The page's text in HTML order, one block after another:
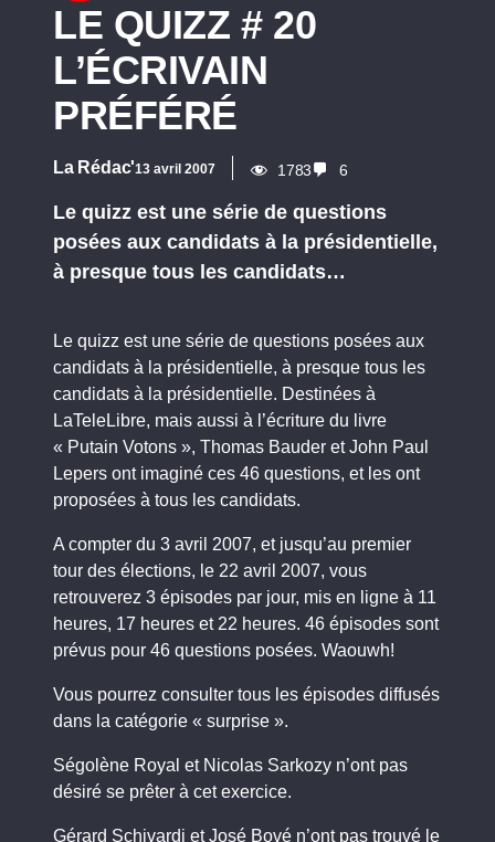
LE QUIZZ # 20
L’ÉCRIVAIN
PRÉFÉRÉ
La Rédac'13 avril 2007 1783 6
Le quizz est une série de questions
posées aux candidats à la présidentielle,
à presque tous les candidats…
Le quizz est une série de questions posées aux
candidats à la présidentielle, à presque tous les
candidats à la présidentielle. Destinées à
LaTeleLibre, mais aussi à l’écriture du livre
« Putain Votons », Thomas Bauder et John Paul
Lepers ont imaginé ces 46 questions, et les ont
proposées à tous les candidats.
A compter du 3 avril 2007, et jusqu’au premier
tour des élections, le 22 avril 2007, vous
retrouverez 3 épisodes par jour, mis en ligne à 11
heures, 17 heures et 22 heures. 46 épisodes sont
prévus pour 46 questions posées. Waouwh!
Vous pourrez consulter tous les épisodes diffusés
dans la catégorie « surprise ».
Ségolène Royal et Nicolas Sarkozy n’ont pas
désiré se prêter à cet exercice.
Gérard Schivardi et José Bové n’ont pas trouvé le